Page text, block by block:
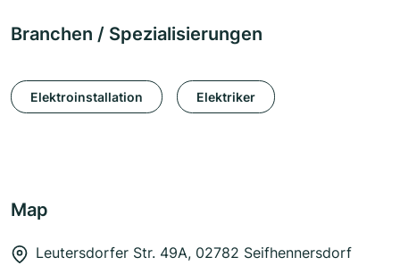
Branchen / Spezialisierungen
Elektroinstallation Elektriker
Map
Leutersdorfer Str. 49A, 02782 Seifhennersdorf